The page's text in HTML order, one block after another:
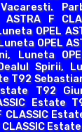
ASTRA F
OPEL
OPEL
Luneta
Spirii,
T92
T92
Estate
CLASSIC
CLASSIC